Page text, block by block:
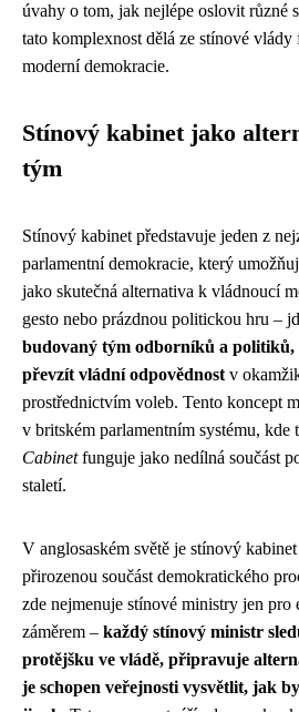
úvahy o tom, jak nejlépe oslovit různé
tato komplexnost dělá ze stínové
moderní demokracie.
Stínový kabinet jako
tým
Stínový kabinet představuje jeden z
parlamentní demokracie, který
jako skutečná alternativa k vládnoucí
gesto nebo prázdnou politickou hru –
budovaný tým odborníků a
převzít vládní odpovědnost v
prostřednictvím voleb. Tento koncept
v britském parlamentním systému, kde
Cabinetfunguje jako nedílná součást
staletí.
V anglosaském světě je stínový
přirozenou součást demokratického
zde nejmenuje stínové ministry jen pro
záměrem – každý stínový ministr
protějšku ve vládě, připravuje
je schopen veřejnosti vysvětlit, jak